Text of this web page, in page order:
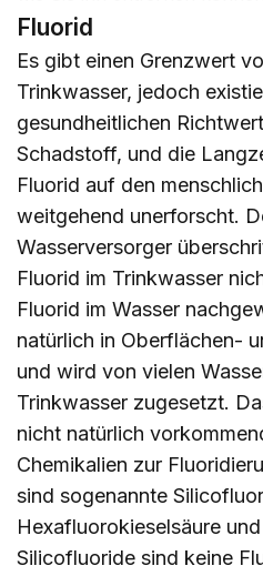
Fluorid
Es gibt einen Grenzwert
Trinkwasser, jedoch
gesundheitlichen
Schadstoff, und die
Fluorid auf den
weitgehend unerforscht.
Wasserversorger
Fluorid im Trinkwasser
Fluorid im Wasser
natürlich in Oberflächen-
und wird von vielen
Trinkwasser zugesetzt.
nicht natürlich
Chemikalien zur
sind sogenannte
Hexafluorokieselsäure
Silicofluoride sind keine